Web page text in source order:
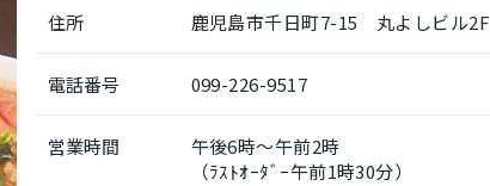
住所 鹿児島市千日町7-15 丸よしビル2F
電話番号 099-226-9517
営業時間
午後6時～午前2時
（ﾗｽﾄｵｰﾀﾞｰ午前1時30分）